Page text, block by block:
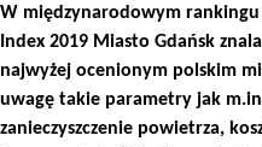
W międzynarodowym
Index 2019 Miasto Gdańsk
najwyżej ocenionym polskim
uwagę takie parametry jak
zanieczyszczenie powietrza,